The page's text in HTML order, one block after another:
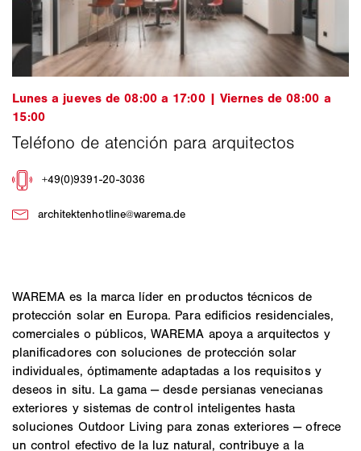
WAREMA es la marca líder en productos técnicos de
protección solar en Europa. Para edificios residenciales,
comerciales o públicos, WAREMA apoya a arquitectos y
planificadores con soluciones de protección solar
individuales, óptimamente adaptadas a los requisitos y
deseos in situ. La gama — desde persianas venecianas
exteriores y sistemas de control inteligentes hasta
soluciones Outdoor Living para zonas exteriores — ofrece
un control efectivo de la luz natural, contribuye a la